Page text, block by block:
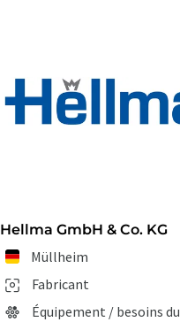
Hellma GmbH & Co. KG
Müllheim
Fabricant
Équipement / besoins du